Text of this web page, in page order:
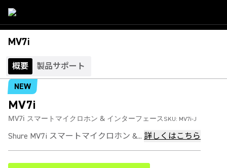
MV7i
概要
製品サポート
NEW
MV7i
MV7i スマートマイクロホン & インターフェース SKU: MV7i-J
Shure MV7i スマートマイクロホン &... 詳しくはこちら